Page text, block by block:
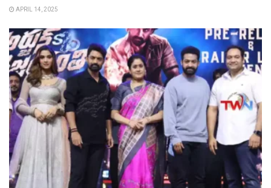
APRIL 14, 2025